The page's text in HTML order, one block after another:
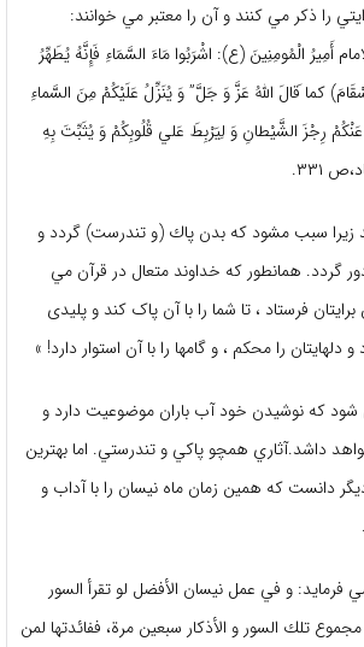
را ذكر مي كنند و آن را معتبر مي خوانند:
أَمِیرُ الْمُومِنِینَ (ع): اشْرَبُوا مَاءَ السَّمَاءِ فَإِنَّهُ یُطَهِّرُ
كما َقالَ اللَّهُ عَزَّ وَ جَلَّ” وَ يُنَزِّلُ عَلَيْکُمْ مِنَ السَّماءِ
رِجْزَ الشَّيْطانِ وَ لِيَرْبِطَ عَلي‏ قُلُوبِکُمْ وَ يُثَبِّتَ بِهِ
زيرا سبب مشود كه بدن پاك (و تندرست) گردد و
گردد. همانطور كه خداوند متعال در قرآن مي
فرستاد ، تا شما را با آن پاک کند و پلیدی
دلهایتان را محکم ، و گامها را با آن استوار دارد! »
شود كه نوشيدن خود آب باران موضوعيت دارد و
داشد.آثاري همچو پاكي و تندرستي. اما بهترين
ديگر دانست كه همين زمان ماه نيسان را با آداب و
فرمايد: و في عمل نيسان الأفضل لو تقرأ السور
تلك السور و الأذكار سبعين مرة، ففائدتها لمن